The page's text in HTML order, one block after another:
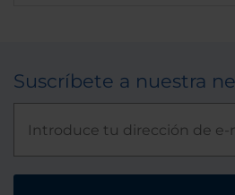
Suscríbete a nuestra